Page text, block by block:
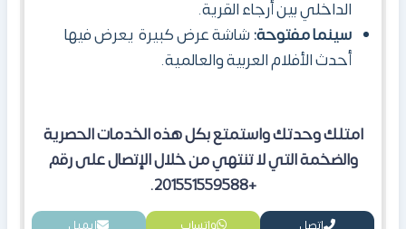
الداخلي بين أرجاء القرية.
سينما مفتوحة:شاشة عرض كبيرة يعرض فيها
أحدث الأفلام العربية والعالمية.
امتلك وحدتك واستمتع بكل هذه الخدمات الحصرية
والضخمة التي لا تنتهي من خلال الإتصال على رقم
+201551559588.